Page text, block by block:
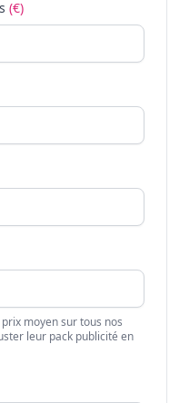
(€)
moyen sur tous nos
leur pack publicité en